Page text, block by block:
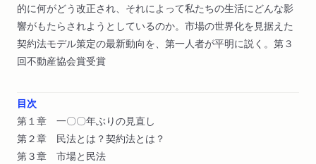
的に何がどう改正され、それによって私たちの生活にどんな影
響がもたらされようとしているのか。市場の世界化を見据えた
契約法モデル策定の最新動向を、第一人者が平明に説く。第３
回不動産協会賞受賞
目次
第１章 一〇〇年ぶりの見直し
第２章 民法とは？契約法とは？
第３章 市場と民法